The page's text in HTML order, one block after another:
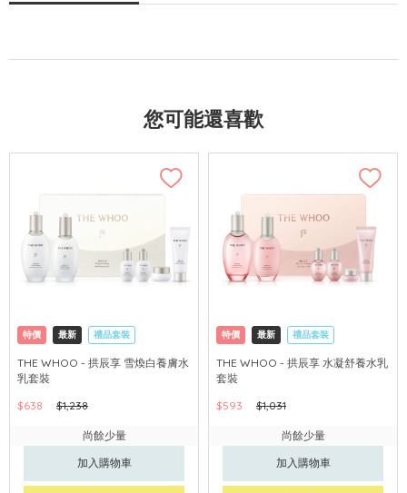
您可能還喜歡
特價 最新 禮品套裝
網購店取 可中國內地配送
THE WHOO - 拱辰享 雪煥白養膚水
乳套裝
$638
$1,238
尚餘少量
加入購物車
特價 最新 禮品套裝
網購店取 可中國內地配送
THE WHOO - 拱辰享 水凝舒養水乳
套裝
$593
$1,031
尚餘少量
加入購物車